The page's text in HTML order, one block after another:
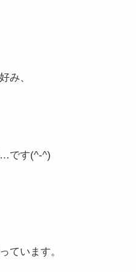
み、
…です(^-^)
ています。